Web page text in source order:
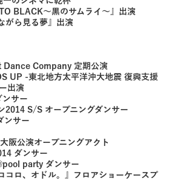
BLACK〜黒のサムライ〜』出演
がら見る夢』出演
Dance Company 定期公演
UP -東北地方太平洋沖大地震 復興支援
出演
サー
2014 S/S オープニングダンサー
ンサー
阪公演オープニングアクト
ダンサー
party ダンサー
コロ、オドル。』フロアショーケースプ